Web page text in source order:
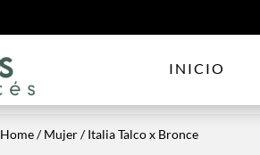
INICIO
Home/Mujer/ Italia Talco x Bronce